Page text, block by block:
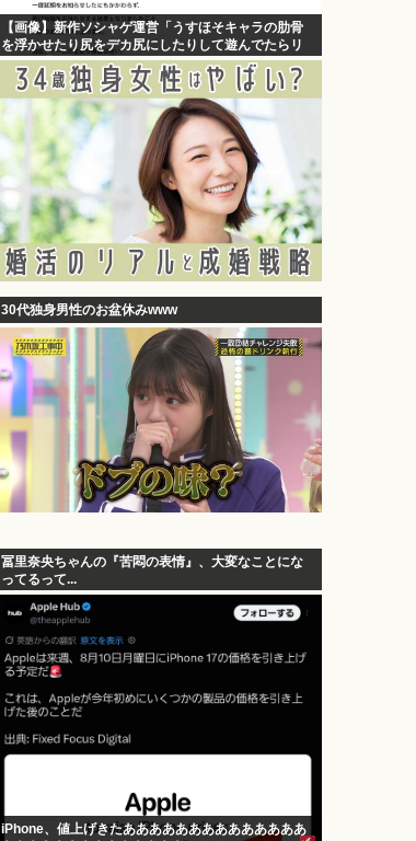
【画像】新作ソシャゲ運営「うすほそキャラの肋骨
を浮かせたり尻をデカ尻にしたりして遊んでたらリ
リース遅れました」
30代独身男性のお盆休みwww
冨里奈央ちゃんの『苦悶の表情』、大変なことにな
ってるって...
iPhone、値上げきたああああああああああああああ